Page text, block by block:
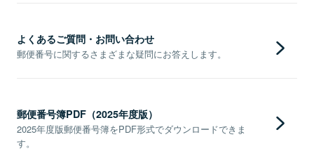
よくあるご質問・お問い合わせ
郵便番号に関するさまざまな疑問にお答えします。
郵便番号簿PDF（2025年度版）
2025年度版郵便番号簿をPDF形式でダウンロードできま
す。